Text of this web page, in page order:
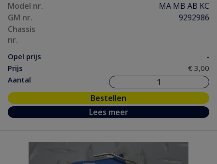
Model nr.
MA MB AB KC
GM nr.
9292986
Chassis
nr.
Opel prijs
-
Prijs
€ 3,00
Aantal
Bestellen
Lees meer